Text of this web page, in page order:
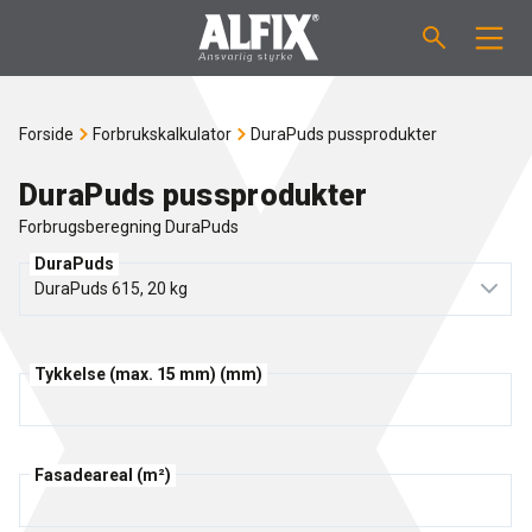
Sparkelmasse "Mix"
Flislim "Fix"
VEILEDNINGER
Om Alfix
NYHETER
Forside Forbrukskalkulator DuraPuds pussprodukter
DuraPuds pussprodukter
Forbrugsberegning DuraPuds
DuraPuds
Tykkelse (max. 15 mm) (mm)
Fasadeareal (m²)